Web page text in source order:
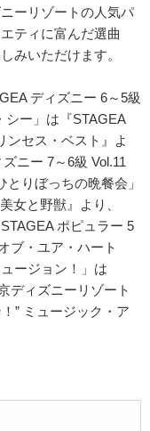
ーリゾートの人気パ
ティに富んだ選曲
みいただけます。
ディズニー 6～5級
シー」は『STAGEA
ンセス・ベスト』よ
ニー 7～6級 Vol.11
りぼっちの晩餐会」
女と野獣』より、
ポピュラー 5
ブ・ユア・ハート
ージョン！」は
ディズニーリゾート
” ミュージック・ア